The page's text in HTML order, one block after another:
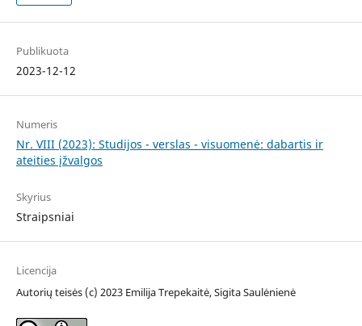
Publikuota
2023-12-12
Numeris
Nr. VIII (2023): Studijos - verslas - visuomenė: dabartis ir
ateities įžvalgos
Skyrius
Straipsniai
Licencija
Autorių teisės (c) 2023 Emilija Trepekaitė, Sigita Saulėnienė